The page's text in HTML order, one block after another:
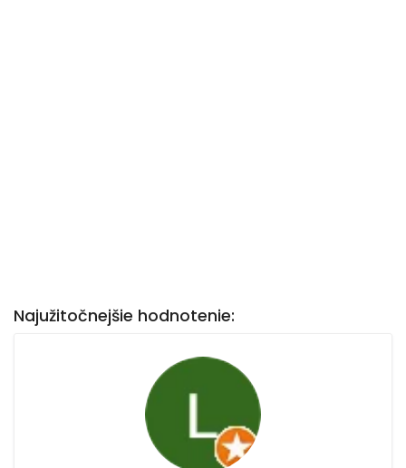
Najužitočnejšie hodnotenie: